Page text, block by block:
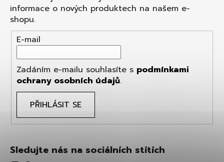
informace o nových produktech na našem e-
shopu.
E-mail
Zadáním e-mailu souhlasíte s podmínkami
ochrany osobních údajů.
PŘIHLÁSIT SE
Sledujte nás na sociálních stítích